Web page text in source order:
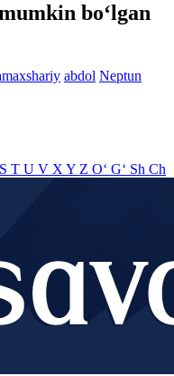
bo‘lgan
abdol Neptun
S T U V X Y Z O‘ G‘ Sh Ch